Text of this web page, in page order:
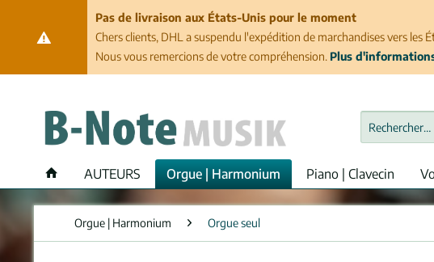
Pas de livraison aux États-Unis pour le moment
Chers clients, DHL a suspendu l'expédition de marchandises vers
Nous vous remercions de votre compréhension. Plus
AUTEURS Orgue | Harmonium Piano | Clavecin
Orgue | Harmonium Orgue seul